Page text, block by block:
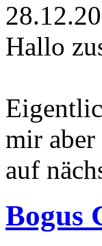
Hallo
mir
auf
Bogus